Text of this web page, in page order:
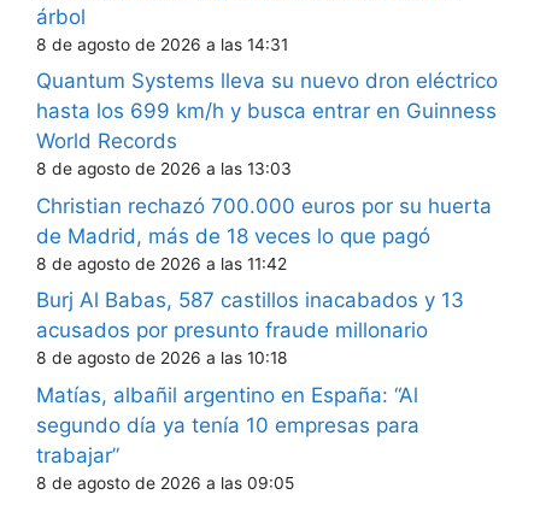
árbol
8 de agosto de 2026 a las 14:31
Quantum Systems lleva su nuevo dron eléctrico
hasta los 699 km/h y busca entrar en Guinness
World Records
8 de agosto de 2026 a las 13:03
Christian rechazó 700.000 euros por su huerta
de Madrid, más de 18 veces lo que pagó
8 de agosto de 2026 a las 11:42
Burj Al Babas, 587 castillos inacabados y 13
acusados por presunto fraude millonario
8 de agosto de 2026 a las 10:18
Matías, albañil argentino en España: “Al
segundo día ya tenía 10 empresas para
trabajar”
8 de agosto de 2026 a las 09:05